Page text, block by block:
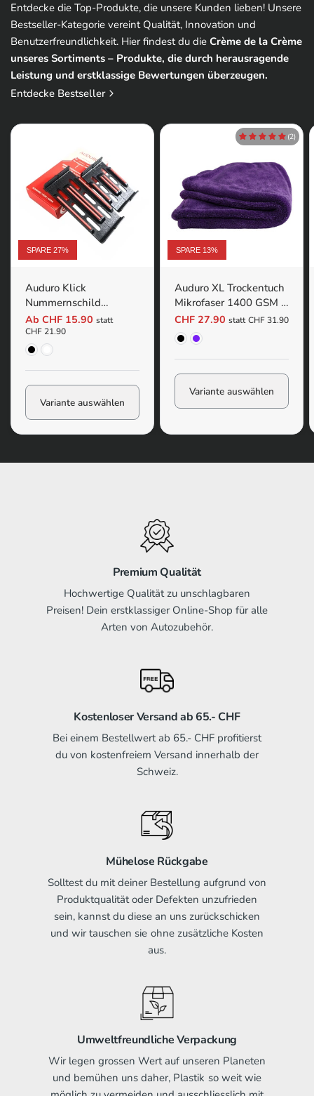
Entdecke die Top-Produkte, die unsere Kunden lieben! Unsere
Bestseller-Kategorie vereint Qualität, Innovation und
Benutzerfreundlichkeit. Hier findest du dieCrème de la Crème
unseres Sortiments – Produkte, die durch herausragende
Leistung und erstklassige Bewertungen überzeugen.
Entdecke Bestseller
SPARE 27%
Auduro Klick
Nummernschild
Kennzeichenhalter Set
Langformat | 4er-Pack
Ab CHF 15.90 statt
CHF 21.90
Schwarz
Transparent
Variante auswählen
SPARE 13%
(2)
Auduro XL Trockentuch
Mikrofaser 1400 GSM |
60 x 90cm
CHF 27.90 statt CHF 31.90
Schwarz
Violett
Variante auswählen
Premium Qualität
Hochwertige Qualität zu unschlagbaren
Preisen! Dein erstklassiger Online-Shop für alle
Arten von Autozubehör.
Kostenloser Versand ab 65.- CHF
Bei einem Bestellwert ab 65.- CHF profitierst
du von kostenfreiem Versand innerhalb der
Schweiz.
Mühelose Rückgabe
Solltest du mit deiner Bestellung aufgrund von
Produktqualität oder Defekten unzufrieden
sein, kannst du diese an uns zurückschicken
und wir tauschen sie ohne zusätzliche Kosten
aus.
Umweltfreundliche Verpackung
Wir legen grossen Wert auf unseren Planeten
und bemühen uns daher, Plastik so weit wie